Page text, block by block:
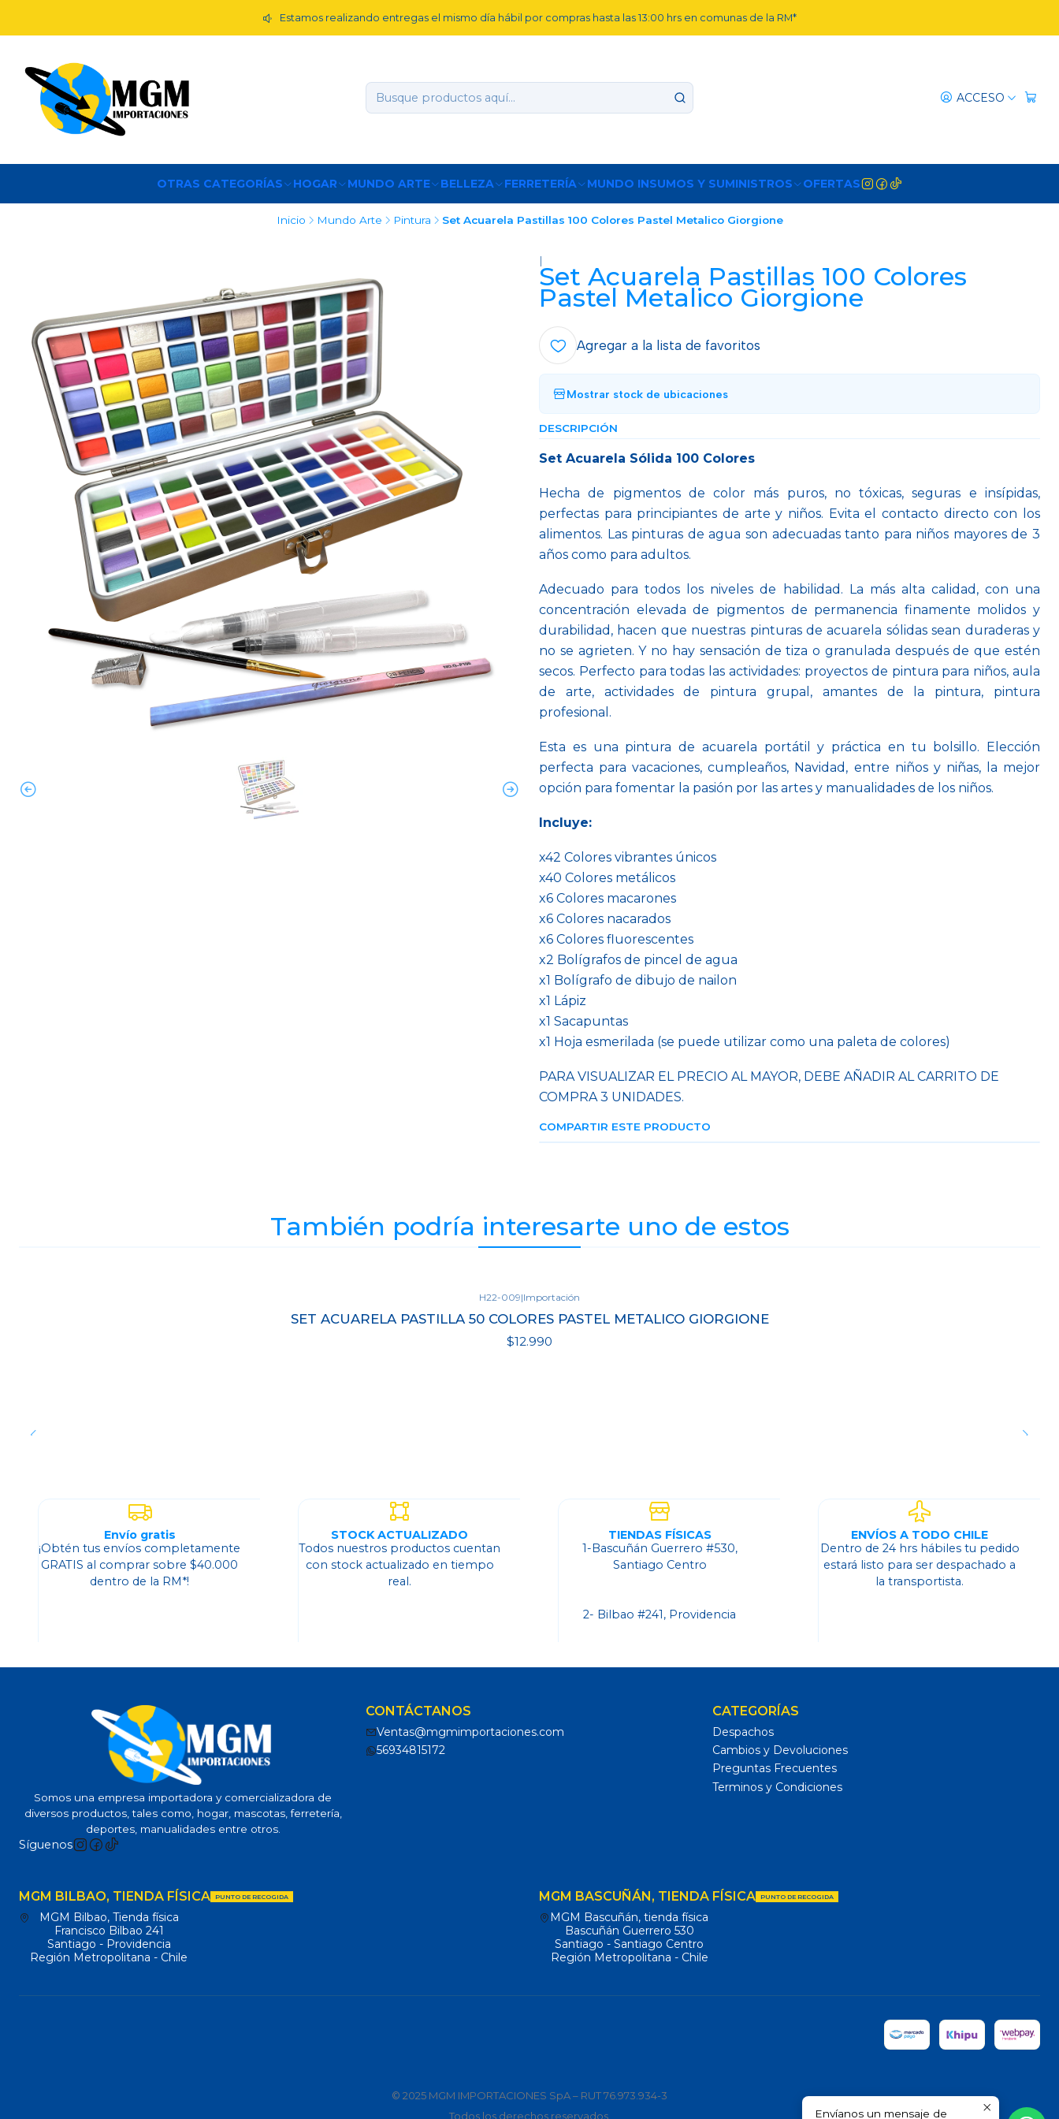
ACCESO
OTRAS CATEGORÍAS HOGAR MUNDO ARTE BELLEZA FERRETERÍA MUNDO INSUMOS Y SUMINISTROS OFERTAS
Estamos realizando entregas el mismo día hábil por compras hasta las 13:00 hrs en comunas de la RM*
Inicio Mundo Arte Pintura Set Acuarela Pastillas 100 Colores Pastel Metalico Giorgione
|
Set Acuarela Pastillas 100 Colores
Pastel Metalico Giorgione
Agregar a la lista de favoritos
Mostrar stock de ubicaciones
DESCRIPCIÓN
Set Acuarela Sólida 100 Colores
Hecha de pigmentos de color más puros, no tóxicas, seguras e insípidas,
perfectas para principiantes de arte y niños. Evita el contacto directo con los
alimentos. Las pinturas de agua son adecuadas tanto para niños mayores de 3
años como para adultos.
Adecuado para todos los niveles de habilidad. La más alta calidad, con una
concentración elevada de pigmentos de permanencia finamente molidos y
durabilidad, hacen que nuestras pinturas de acuarela sólidas sean duraderas y
no se agrieten. Y no hay sensación de tiza o granulada después de que estén
secos. Perfecto para todas las actividades: proyectos de pintura para niños, aula
de arte, actividades de pintura grupal, amantes de la pintura, pintura
profesional.
Esta es una pintura de acuarela portátil y práctica en tu bolsillo. Elección
perfecta para vacaciones, cumpleaños, Navidad, entre niños y niñas, la mejor
opción para fomentar la pasión por las artes y manualidades de los niños.
Incluye:
x42 Colores vibrantes únicos
x40 Colores metálicos
x6 Colores macarones
x6 Colores nacarados
x6 Colores fluorescentes
x2 Bolígrafos de pincel de agua
x1 Bolígrafo de dibujo de nailon
x1 Lápiz
x1 Sacapuntas
x1 Hoja esmerilada (se puede utilizar como una paleta de colores)
PARA VISUALIZAR EL PRECIO AL MAYOR, DEBE AÑADIR AL CARRITO DE
COMPRA 3 UNIDADES.
COMPARTIR ESTE PRODUCTO
También podría interesarte uno de estos
H22-009|Importación
SET ACUARELA PASTILLA 50 COLORES PASTEL METALICO GIORGIONE
$12.990
Envío gratis
¡Obtén tus envíos completamente
GRATIS al comprar sobre $40.000
dentro de la RM*!
STOCK ACTUALIZADO
Todos nuestros productos cuentan
con stock actualizado en tiempo
real.
TIENDAS FÍSICAS
1-Bascuñán Guerrero #530,
Santiago Centro
2- Bilbao #241, Providencia
ENVÍOS A TODO CHILE
Dentro de 24 hrs hábiles tu pedido
estará listo para ser despachado a
la transportista.
Somos una empresa importadora y comercializadora de
diversos productos, tales como, hogar, mascotas, ferretería,
deportes, manualidades entre otros.
Síguenos
CONTÁCTANOS
Ventas@mgmimportaciones.com
56934815172
CATEGORÍAS
Despachos
Cambios y Devoluciones
Preguntas Frecuentes
Terminos y Condiciones
MGM BILBAO, TIENDA FÍSICA PUNTO DE RECOGIDA
MGM Bilbao, Tienda física
Francisco Bilbao 241
Santiago - Providencia
Región Metropolitana - Chile
MGM BASCUÑÁN, TIENDA FÍSICA PUNTO DE RECOGIDA
MGM Bascuñán, tienda física
Bascuñán Guerrero 530
Santiago - Santiago Centro
Región Metropolitana - Chile
© 2025 MGM IMPORTACIONES SpA – RUT 76.973.934-3
Todos los derechos reservados.
Envíanos un mensaje de